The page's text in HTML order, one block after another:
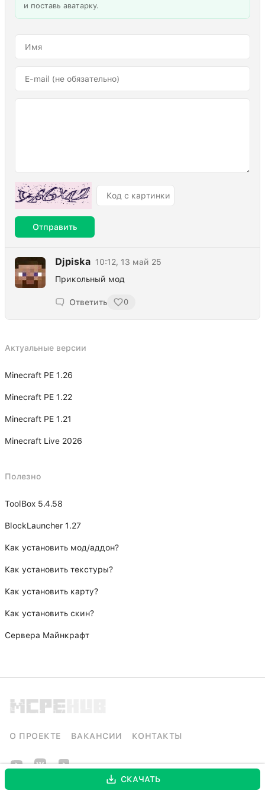
СКАЧАТЬ
и поставь аватарку.
Отправить
Djpiska 10:12, 13 май 25
Прикольный мод
Ответить 0
Актуальные версии
Minecraft PE 1.26
Minecraft PE 1.22
Minecraft PE 1.21
Minecraft Live 2026
Полезно
ToolBox 5.4.58
BlockLauncher 1.27
Как установить мод/аддон?
Как установить текстуры?
Как установить карту?
Как установить скин?
Сервера Майнкрафт
О ПРОЕКТЕ ВАКАНСИИ КОНТАКТЫ